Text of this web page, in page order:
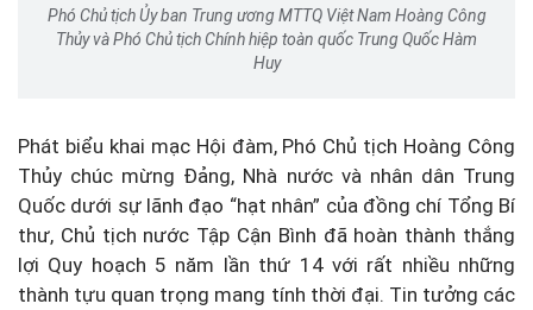
Phó Chủ tịch Ủy ban Trung ương MTTQ Việt Nam Hoàng Công
Thủy và Phó Chủ tịch Chính hiệp toàn quốc Trung Quốc Hàm
Huy
Phát biểu khai mạc Hội đàm, Phó Chủ tịch Hoàng Công
Thủy chúc mừng Đảng, Nhà nước và nhân dân Trung
Quốc dưới sự lãnh đạo “hạt nhân” của đồng chí Tổng Bí
thư, Chủ tịch nước Tập Cận Bình đã hoàn thành thắng
lợi Quy hoạch 5 năm lần thứ 14 với rất nhiều những
thành tựu quan trọng mang tính thời đại. Tin tưởng các